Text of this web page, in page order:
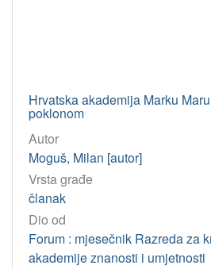
Hrvatska akademija Marku
poklonom
Autor
Moguš, Milan [autor]
Vrsta građe
članak
Dio od
Forum : mjesečnik Razreda za
akademije znanosti i umjetnosti